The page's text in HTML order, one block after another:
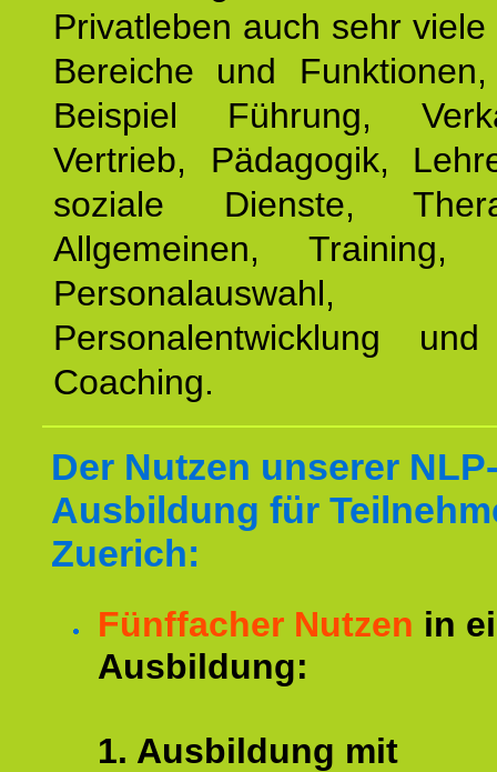
Privatleben auch sehr
Bereiche und
Beispiel Führung,
Vertrieb, Pädagogik,
soziale Dienste,
Allgemeinen, Training,
Personalauswahl,
Personalentwicklung
Coaching.
Der Nutzen unserer
Ausbildung für
Zuerich:
Fünffacher Nutzen in
Ausbildung:
1. Ausbildung mit